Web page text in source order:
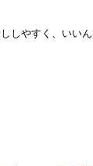
しやすく、いいん